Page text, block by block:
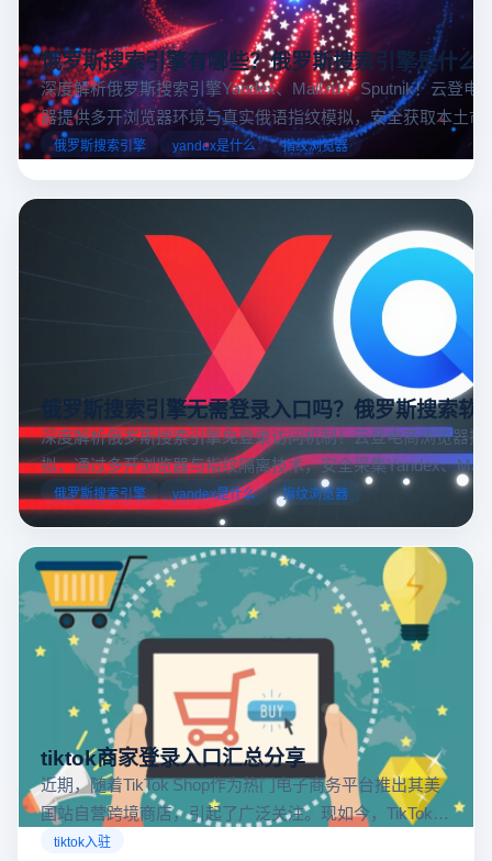
俄罗斯搜索引擎有哪些？俄罗斯搜索引擎是什么
深度解析俄罗斯搜索引擎Yandex、Mail.ru 、Sputnik！云登电
器提供多开浏览器环境与真实俄语指纹模拟，安全获取本土市
据，助力跨境电商精准决策。
俄罗斯搜索引擎 yandex是什么 指纹浏览器
俄罗斯搜索引擎无需登录入口吗？俄罗斯搜索软
深度解析俄罗斯搜索引擎免登录访问机制！云登电商浏览器
拟，通过多开浏览器与指纹隔离技术，安全采集Yandex、
跨境电商本土化运营。
俄罗斯搜索引擎 yandex是什么 指纹浏览器
tiktok商家登录入口汇总分享
近期，随着TikTok Shop作为热门电子商务平台推出其美
国站自营跨境商店，引起了广泛关注。现如今，TikTok商
店已覆盖美国、英国及东南亚地区，因此了解官方网站
tiktok入驻